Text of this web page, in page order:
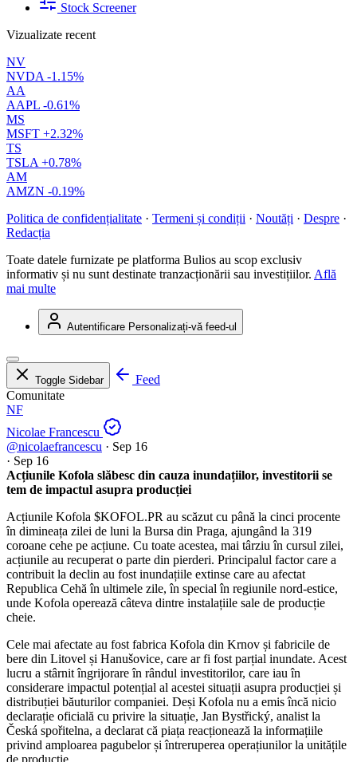
Stock Screener
Vizualizate recent
NV
NVDA -1.15%
AA
AAPL -0.61%
MS
MSFT +2.32%
TS
TSLA +0.78%
AM
AMZN -0.19%
Politica de confidențialitate · Termeni și condiții · Noutăți · Despre ·
Redacția
Toate datele furnizate pe platforma Bulios au scop exclusiv
informativ și nu sunt destinate tranzacționării sau investițiilor. Află
mai multe
Autentificare Personalizați-vă feed-ul
Toggle Sidebar
Feed
Comunitate
NF
Nicolae Francescu
@nicolaefrancescu · Sep 16
· Sep 16
Acțiunile Kofola slăbesc din cauza inundațiilor, investitorii se
tem de impactul asupra producției
Acțiunile Kofola $KOFOL.PR au scăzut cu până la cinci procente
în dimineața zilei de luni la Bursa din Praga, ajungând la 319
coroane cehe pe acțiune. Cu toate acestea, mai târziu în cursul zilei,
acțiunile au recuperat o parte din pierderi. Principalul factor care a
contribuit la declin au fost inundațiile extinse care au afectat
Republica Cehă în ultimele zile, în special în regiunile nord-estice,
unde Kofola operează câteva dintre instalațiile sale de producție
cheie.
Cele mai afectate au fost fabrica Kofola din Krnov și fabricile de
bere din Litovel și Hanušovice, care ar fi fost parțial inundate. Acest
lucru a stârnit îngrijorare în rândul investitorilor, care iau în
considerare impactul potențial al acestei situații asupra producției și
distribuției băuturilor companiei. Deși Kofola nu a emis încă nicio
declarație oficială cu privire la situație, Jan Bystřický, analist la
Česká spořitelna, a declarat că piața reacționează la informațiile
privind amploarea pagubelor și întreruperea operațiunilor la unitățile